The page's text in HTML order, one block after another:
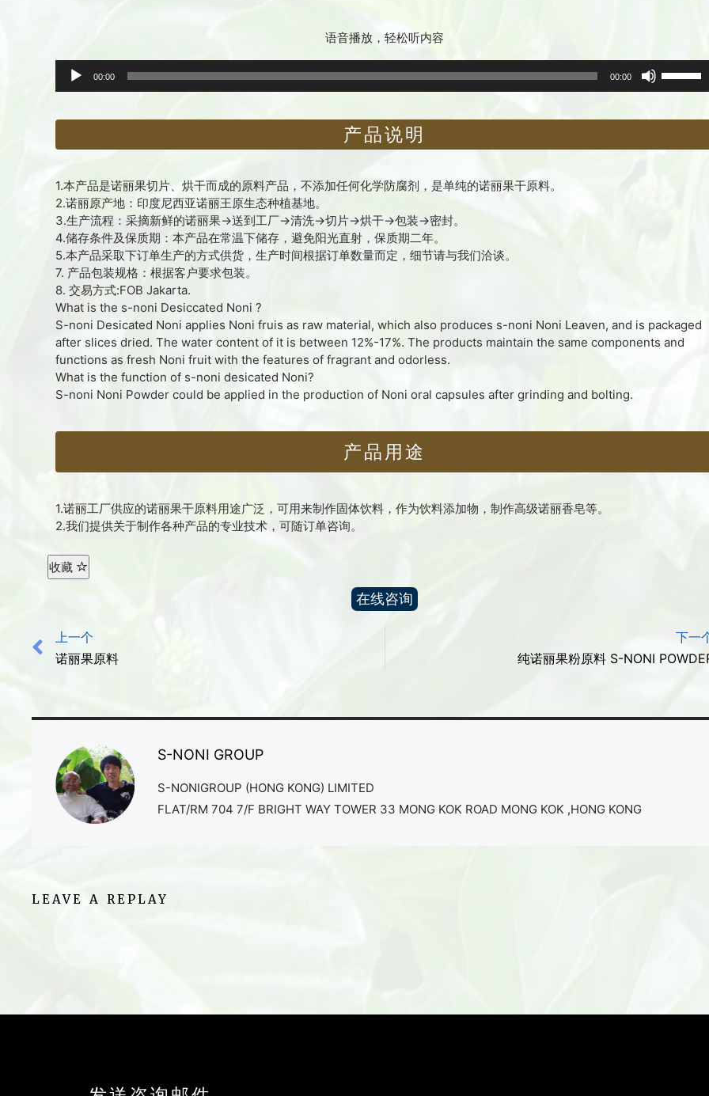
语音播放，轻松听内容
音
频
放
00:00 00:00
使
用
降
低
产品说明
1.本产品是诺丽果切片、烘干而成的原料产品，不添加任何化学防腐剂，是单纯的诺丽果干原料。
2.诺丽原产地：印度尼西亚诺丽王原生态种植基地。
3.生产流程：采摘新鲜的诺丽果→送到工厂→清洗→切片→烘干→包装→密封。
4.储存条件及保质期：本产品在常温下储存，避免阳光直射，保质期二年。
5.本产品采取下订单生产的方式供货，生产时间根据订单数量而定，细节请与我们洽谈。
7. 产品包装规格：根据客户要求包装。
8. 交易方式:FOB Jakarta.
What is the s-noni Desiccated Noni ?
S-noni Desicated Noni applies Noni fruis as raw material, which also produces s-noni Noni Leaven, and is packaged
after slices dried. The water content of it is between 12%-17%. The products maintain the same components and
functions as fresh Noni fruit with the features of fragrant and odorless.
What is the function of s-noni desicated Noni?
S-noni Noni Powder could be applied in the production of Noni oral capsules after grinding and bolting.
产品用途
1.诺丽工厂供应的诺丽果干原料用途广泛，可用来制作固体饮料，作为饮料添加物，制作高级诺丽香皂等。
2.我们提供关于制作各种产品的专业技术，可随订单咨询。
收藏
在线咨询
上一个
诺丽果原料
下一
纯诺丽果粉原料 S-NONI
S-NONI GROUP
S-NONIGROUP (HONG KONG) LIMITED
FLAT/RM 704 7/F BRIGHT WAY TOWER 33 MONG KOK ROAD MONG KOK ,HONG KONG
LEAVE A REPLAY